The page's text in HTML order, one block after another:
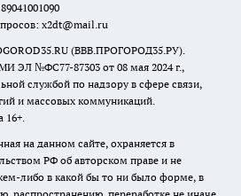
x2dt@mail.ru
(ВВВ.ПРОГОРОД35.РУ).
ЭЛ №ФС77-87303 от 08 мая 2024 г.,
службой по надзору в сфере связи,
и массовых коммуникаций.
16+.
на данном сайте, охраняется в
РФ об авторском праве и не
либо в какой бы то ни было форме, в